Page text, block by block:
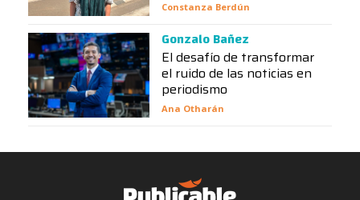
Constanza Berdún
Gonzalo Bañez
El desafío de transformar
el ruido de las noticias en
periodismo
Ana Otharán